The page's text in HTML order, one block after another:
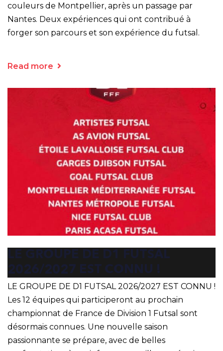
couleurs de Montpellier, après un passage par
Nantes. Deux expériences qui ont contribué à
forger son parcours et son expérience du futsal.
Read more
LE GROUPE DE D1 FUTSAL
2026/2027 EST CONNU !
LE GROUPE DE D1 FUTSAL 2026/2027 EST CONNU !
Les 12 équipes qui participeront au prochain
championnat de France de Division 1 Futsal sont
désormais connues. Une nouvelle saison
passionnante se prépare, avec de belles